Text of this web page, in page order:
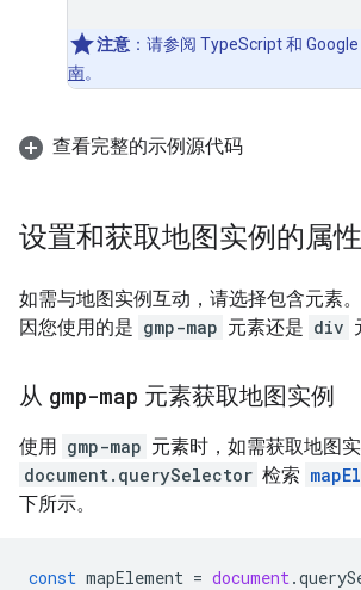
注意 ：请参阅 TypeScript 和
南。
查看完整的示例源代码
设置和获取地图实例的属性
如需与地图实例互动，请选择包含元素
因您使用的是 gmp-map 元素还是 div
从 gmp-map 元素获取地图实例
使用 gmp-map 元素时，如需获取地图
document.querySelector 检索
下所示。
const mapElement = document.